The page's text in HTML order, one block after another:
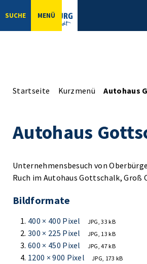
SUCHE MENÜ
Startseite Kurzmenü Autohaus
Autohaus
Unternehmensbesuch von
Ruch im Autohaus Gottschalk, Groß
Bildformate
400 × 400 Pixel JPG, 33 kB
300 × 225 Pixel JPG, 13 kB
600 × 450 Pixel JPG, 47 kB
1200 × 900 Pixel JPG, 173 kB